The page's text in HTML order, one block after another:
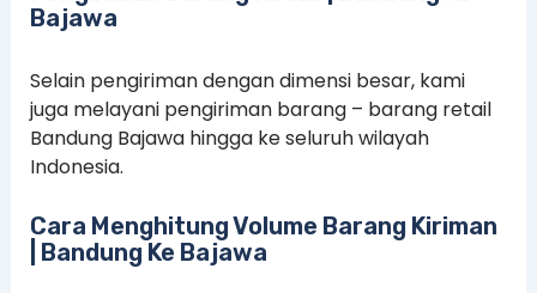
Bajawa
Selain pengiriman dengan dimensi besar, kami
juga melayani pengiriman barang – barang retail
Bandung Bajawa hingga ke seluruh wilayah
Indonesia.
Cara Menghitung Volume Barang Kiriman
| Bandung Ke Bajawa